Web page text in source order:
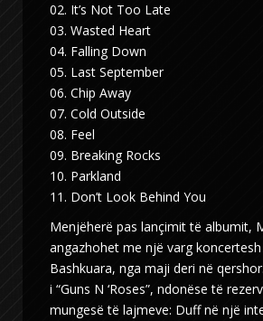
02. It’s Not Too Late
03. Wasted Heart
04. Falling Down
05. Last September
06. Chip Away
07. Cold Outside
08. Feel
09. Breaking Rocks
10. Parkland
11. Don’t Look Behind You
Menjëherë pas lançimit të albumit,
angazhohet me një varg
Bashkuara, nga maji deri në
i “Guns N ‘Roses”, ndonëse të
mungesë të lajmeve: Duff në një